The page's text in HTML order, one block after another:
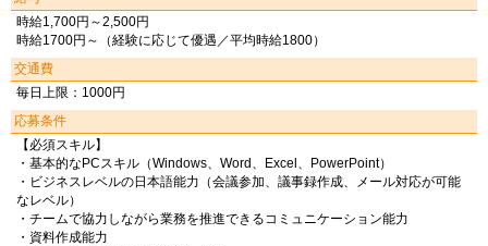
時給1,700円～2,500円
時給1700円～（経験に応じて優遇／平均時給1800）
交通費
毎日上限：1000円
応募条件
【必須スキル】
・基本的なPCスキル（Windows、Word、Excel、PowerPoint）
・ビジネスレベルの日本語能力（会議参加、議事録作成、メール対応が可能
なレベル）
・チームで協力しながら業務を推進できるコミュニケーション能力
・資料作成能力